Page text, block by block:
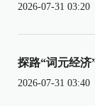
2026-07-31 03:20
探路“词元经
2026-07-31 03:40